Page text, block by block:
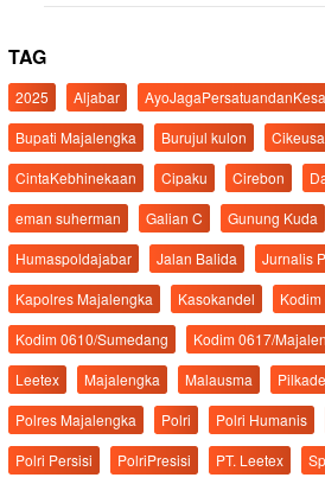
TAG
2025 Aljabar
Bupati Majalengka
Burujul kulon
CintaKebhinekaan
Cipaku Cirebon
eman suherman
Galian C Gunung Kuda
Humaspoldajabar
Jalan Balida
Jurnalis
Kapolres Majalengka
Kasokandel
Kodim 0610/Sumedang
Kodim 0617/
Leetex
Majalengka Malausma
Polres Majalengka
Polri Polri Humanis
Polri Persisi
PolriPresisi PT. Leetex